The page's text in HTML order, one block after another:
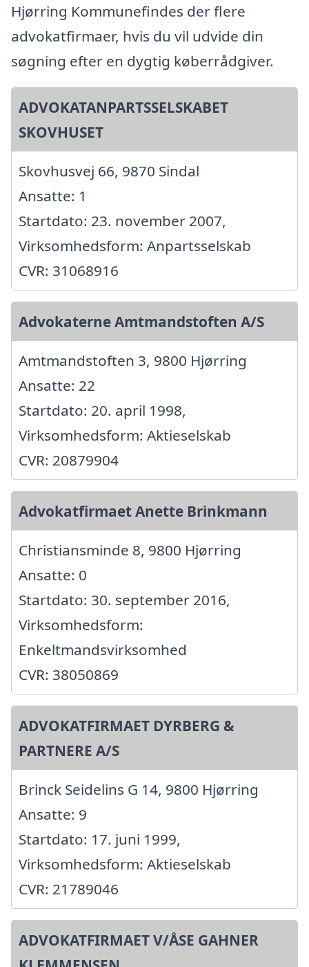
Hjørring Kommunefindes der flere
advokatfirmaer, hvis du vil udvide din
søgning efter en dygtig køberrådgiver.
ADVOKATANPARTSSELSKABET
SKOVHUSET
Skovhusvej 66, 9870 Sindal
Ansatte: 1
Startdato: 23. november 2007,
Virksomhedsform: Anpartsselskab
CVR: 31068916
Advokaterne Amtmandstoften A/S
Amtmandstoften 3, 9800 Hjørring
Ansatte: 22
Startdato: 20. april 1998,
Virksomhedsform: Aktieselskab
CVR: 20879904
Advokatfirmaet Anette Brinkmann
Christiansminde 8, 9800 Hjørring
Ansatte: 0
Startdato: 30. september 2016,
Virksomhedsform:
Enkeltmandsvirksomhed
CVR: 38050869
ADVOKATFIRMAET DYRBERG &
PARTNERE A/S
Brinck Seidelins G 14, 9800 Hjørring
Ansatte: 9
Startdato: 17. juni 1999,
Virksomhedsform: Aktieselskab
CVR: 21789046
ADVOKATFIRMAET V/ÅSE GAHNER